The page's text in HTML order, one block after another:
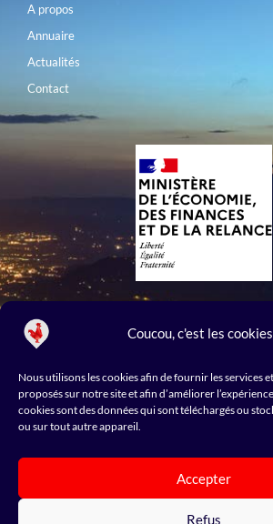
Coucou, c'est les
Nous utilisons les cookies afin de fournir les services
proposés sur notre site et afin d’améliorer
cookies sont des données qui sont téléchargés ou
ou sur tout autre appareil.
Accepter
Refus
A propos
Annuaire
Actualités
Contact
Suivez-nous
i
n
k
e
© Tous droits réservés French Tech Mont-Blanc
Mentions légales–